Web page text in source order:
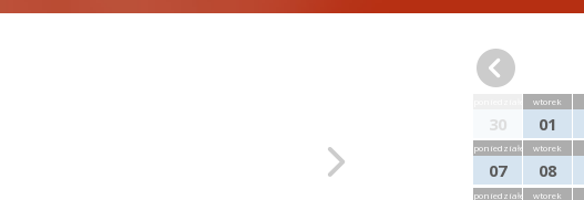
30
wtorek
01
poniedziałek
07
wtorek
08
poniedziałek wtorek